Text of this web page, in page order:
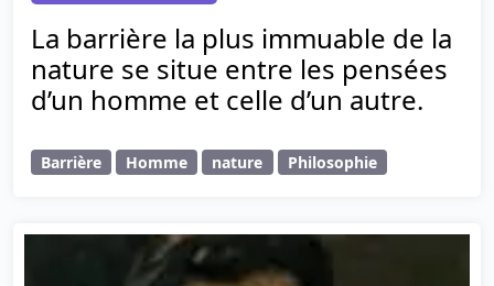
La barrière la plus immuable de la
nature se situe entre les pensées
d’un homme et celle d’un autre.
Barrière Homme nature Philosophie